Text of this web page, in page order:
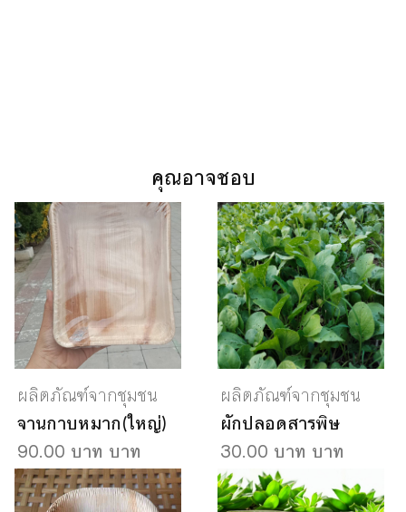
คุณอาจชอบ
ผลิตภัณฑ์จากชุมชน
จานกาบหมาก(ใหญ่)
90.00 บาท บาท
ผลิตภัณฑ์จากชุมชน
ผักปลอดสารพิษ
30.00 บาท บาท